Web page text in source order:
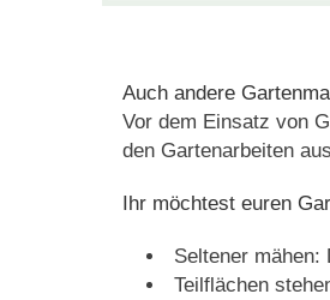
Auch andere
Vor dem Einsatz von
den Gartenarbeiten
Ihr möchtest euren
Seltener mähen:
Teilflächen